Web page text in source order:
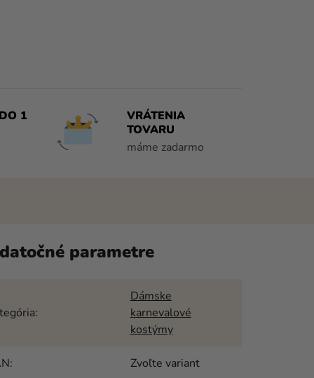
1
VRÁTENIA
TOVARU
máme zadarmo
parametre
:
Dámske
karnevalové
kostýmy
: Zvoľte variant